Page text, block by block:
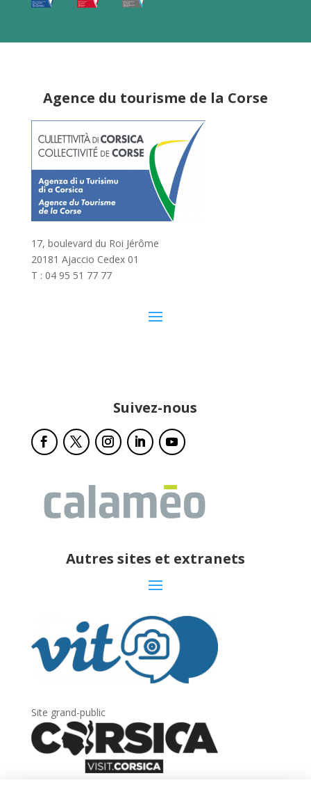
Agence du tourisme de la Corse
17, boulevard du Roi Jérôme
20181 Ajaccio Cedex 01
T : 04 95 51 77 77
Suivez-nous
Autres sites et extranets
Site grand-public